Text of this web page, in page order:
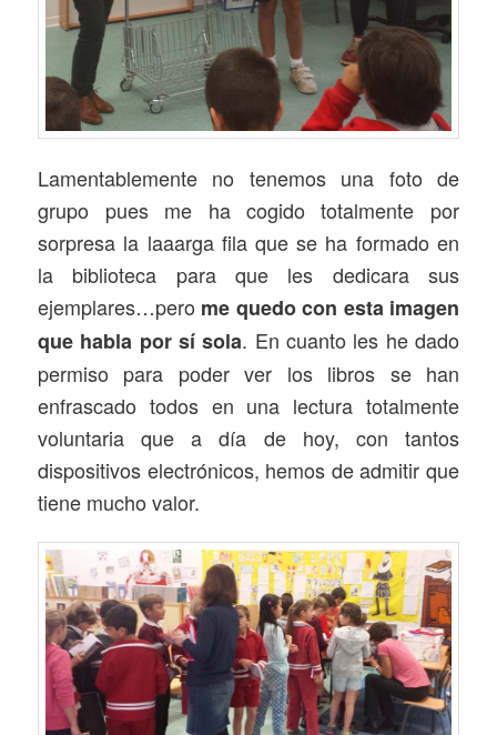
Lamentablemente no tenemos una foto de
grupo pues me ha cogido totalmente por
sorpresa la laaarga fila que se ha formado en
la biblioteca para que les dedicara sus
ejemplares…pero me quedo con esta imagen
que habla por sí sola. En cuanto les he dado
permiso para poder ver los libros se han
enfrascado todos en una lectura totalmente
voluntaria que a día de hoy, con tantos
dispositivos electrónicos, hemos de admitir que
tiene mucho valor.